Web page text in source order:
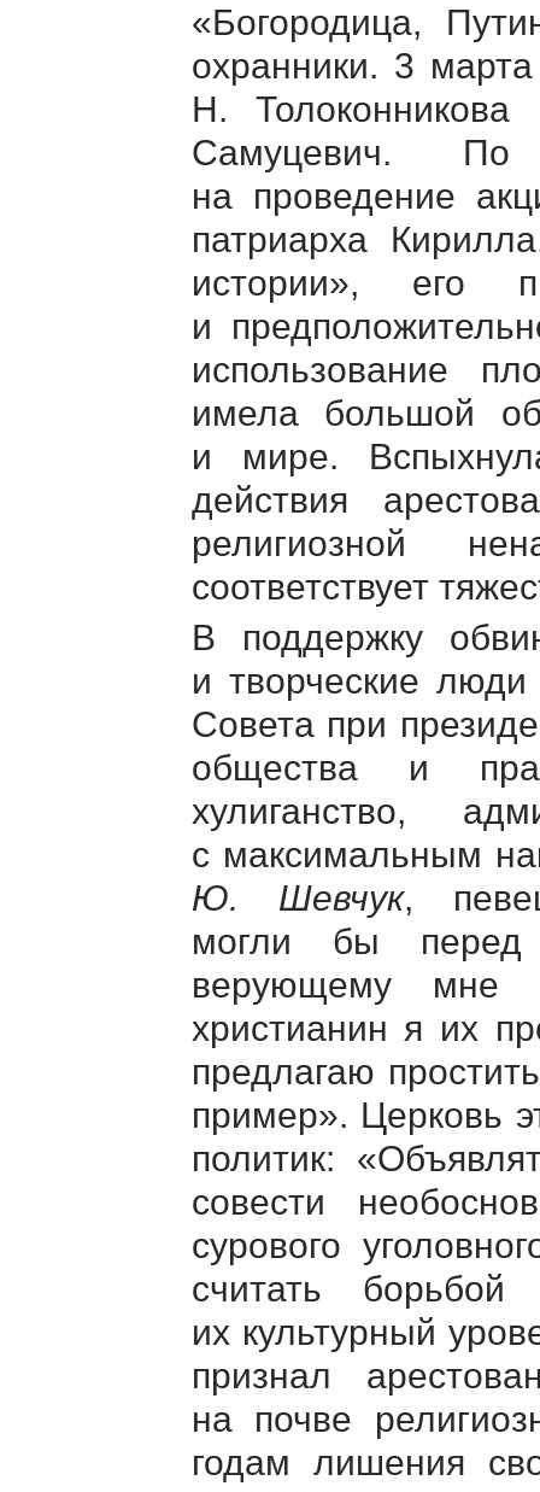
«Богородица,
охранники. 3
Н.
Самуцевич. По
на проведение
патриарха
истории», его
и
использование
имела большой
и мире.
действия
религиозной
соответствует
В поддержку
и творческие
Совета при
общества и
хулиганство,
с максимальным
Ю. Шевчук,
могли бы перед
верующему мне
христианин я их
предлагаю
пример». Церковь
политик:
совести
сурового
считать борьбой
их культурный
признал
на почве
годам лишения